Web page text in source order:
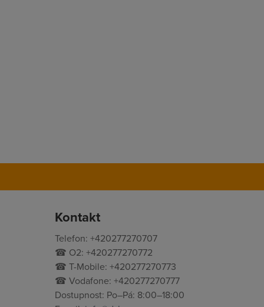
Kontakt
Telefon: +420277270707
☎ O2: +420277270772
☎ T-Mobile: +420277270773
☎ Vodafone: +420277270777
Dostupnost: Po–Pá: 8:00–18:00